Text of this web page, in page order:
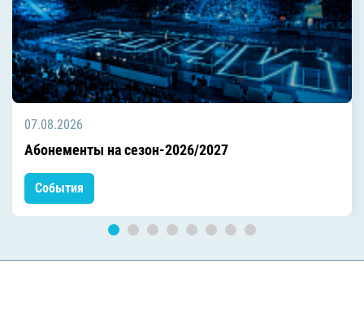
07.08.2026
Абонементы на сезон-2026/2027
События